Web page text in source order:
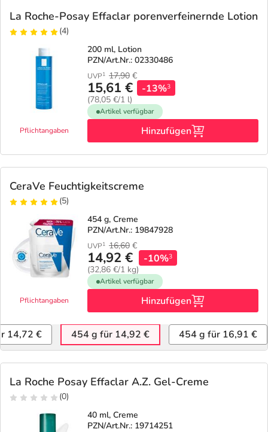
La Roche-Posay Effaclar porenverfeinernde Lotion
(4)
Pflichtangaben
200 ml, Lotion
PZN/Art.Nr.: 02330486
UVP1 17,90 €
15,61 €
(78,05 €/1 l)
-13%3
Artikel verfügbar
Hinzufügen
CeraVe Feuchtigkeitscreme
(5)
Pflichtangaben
454 g, Creme
PZN/Art.Nr.: 19847928
UVP1 16,60 €
14,92 €
(32,86 €/1 kg)
-10%3
Artikel verfügbar
Hinzufügen
14,72 € 454 g für 14,92 € 454 g für 16,91 €
La Roche Posay Effaclar A.Z. Gel-Creme
(0)
40 ml, Creme
PZN/Art.Nr.: 19714251